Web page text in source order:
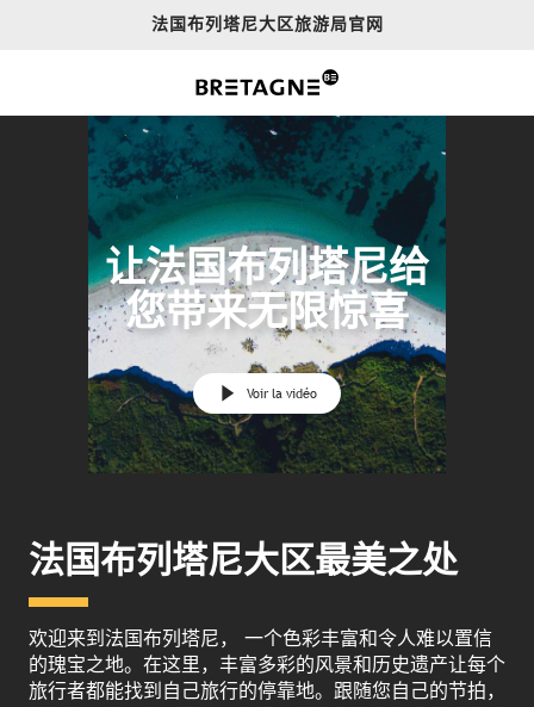
法国布列塔尼大区旅游局官网
让法国布列塔尼给
您带来无限惊喜
Voir la vidéo
法国布列塔尼大区最美之处
欢迎来到法国布列塔尼， 一个色彩丰富和令人难以置信
的瑰宝之地。在这里，丰富多彩的风景和历史遗产让每个
旅行者都能找到自己旅行的停靠地。跟随您自己的节拍，